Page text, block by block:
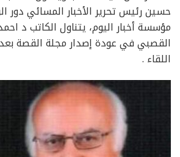
حسين رئيس تحرير الأخبار المسائي
مؤسسة أخبار اليوم، يتناول الكاتب د
القصبي في عودة إصدار مجلة القصة
اللقاء .